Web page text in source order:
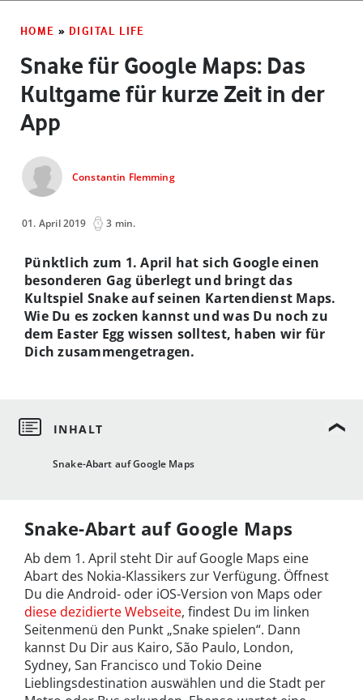
HOME » DIGITAL LIFE
Snake für Google Maps: Das
Kultgame für kurze Zeit in der
App
Constantin Flemming
01. April 2019 3 min.
Snake-Abart auf Google Maps
Pünktlich zum 1. April hat sich Google einen
besonderen Gag überlegt und bringt das
Kultspiel Snake auf seinen Kartendienst Maps.
Wie Du es zocken kannst und was Du noch zu
dem Easter Egg wissen solltest, haben wir für
Dich zusammengetragen.
Snake-Abart auf Google Maps
Ab dem 1. April steht Dir auf Google Maps eine
Abart des Nokia-Klassikers zur Verfügung. Öffnest
Du die Android- oder iOS-Version von Maps oder
diese dezidierte Webseite, findest Du im linken
Seitenmenü den Punkt „Snake spielen“. Dann
kannst Du Dir aus Kairo, São Paulo, London,
Sydney, San Francisco und Tokio Deine
Lieblingsdestination auswählen und die Stadt per